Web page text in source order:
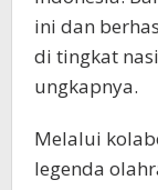
ini dan
di tingkat
ungkapnya.
Melalui
legenda